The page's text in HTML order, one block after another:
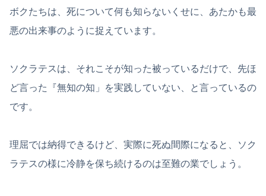
ボクたちは、死について何も知らないくせに、あたかも最
悪の出来事のように捉えています。
ソクラテスは、それこそが知った被っているだけで、先ほ
ど言った『無知の知」を実践していない、と言っているの
です。
理屈では納得できるけど、実際に死ぬ間際になると、ソク
ラテスの様に冷静を保ち続けるのは至難の業でしょう。